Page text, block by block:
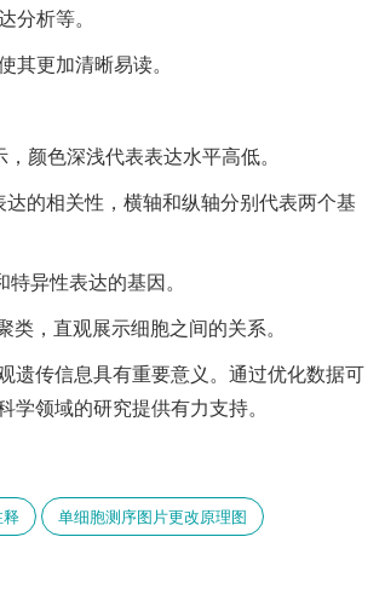
析等。
更加清晰易读。
颜色深浅代表表达水平高低。
的相关性，横轴和纵轴分别代表两个基
异性表达的基因。
，直观展示细胞之间的关系。
遗传信息具有重要意义。通过优化数据可
领域的研究提供有力支持。
单细胞测序图片更改原理图